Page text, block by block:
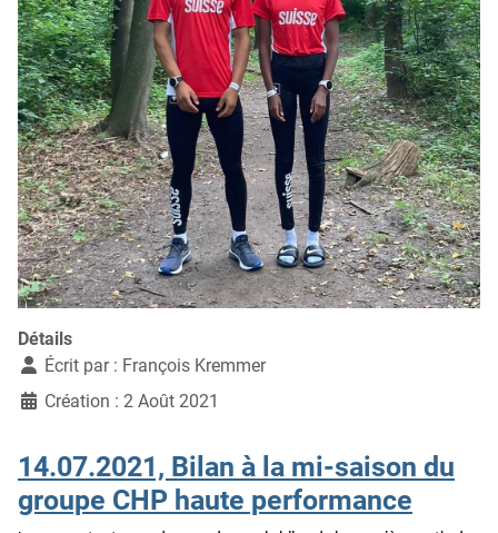
Détails
Écrit par : François Kremmer
Création : 2 Août 2021
14.07.2021, Bilan à la mi-saison du
groupe CHP haute performance